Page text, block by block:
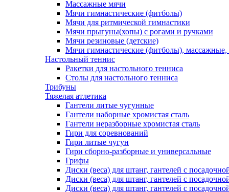
Массажные мячи
Мячи гимнастические (фитболы)
Мячи для ритмической гимнастики
Мячи прыгуны(хопы) с рогами и ручками
Мячи резиновые (детские)
Мячи гимнастические (фитболы),
Настольный теннис
Ракетки для настольного тенниса
Столы для настольного тенниса
Трибуны
Тяжелая атлетика
Гантели литые чугунные
Гантели наборные хромистая сталь
Гантели неразборные хромистая сталь
Гири для соревнований
Гири литые чугун
Гири сборно-разборные и универсальные
Грифы
Диски (веса) для штанг, гантелей с
Диски (веса) для штанг, гантелей с
Диски (веса) для штанг, гантелей с